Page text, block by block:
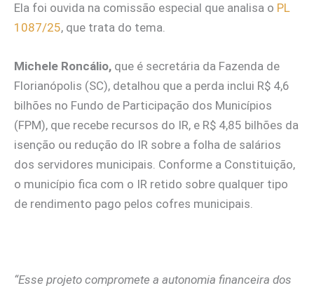
Ela foi ouvida na comissão especial que analisa o PL
1087/25, que trata do tema.
Michele Roncálio, que é secretária da Fazenda de
Florianópolis (SC), detalhou que a perda inclui R$ 4,6
bilhões no Fundo de Participação dos Municípios
(FPM), que recebe recursos do IR, e R$ 4,85 bilhões da
isenção ou redução do IR sobre a folha de salários
dos servidores municipais. Conforme a Constituição,
o município fica com o IR retido sobre qualquer tipo
de rendimento pago pelos cofres municipais.
“Esse projeto compromete a autonomia financeira dos